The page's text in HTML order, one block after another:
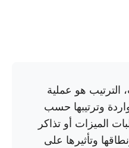
الترتيب هو عملية
وترتيبها حسب
الميزات أو تذاكر
وتأثيرها على